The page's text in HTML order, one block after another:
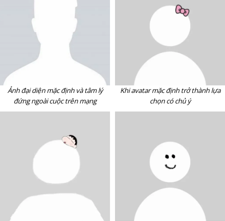
Ảnh đại diện mặc định và tâm lý
đứng ngoài cuộc trên mạng
Khi avatar mặc định trở thành lựa
chọn có chủ ý